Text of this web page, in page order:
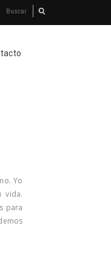
Yo
vida.
para